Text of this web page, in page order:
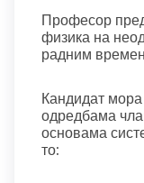
Професор
физика на
радним
Кандидат
одредбама
основама
то: